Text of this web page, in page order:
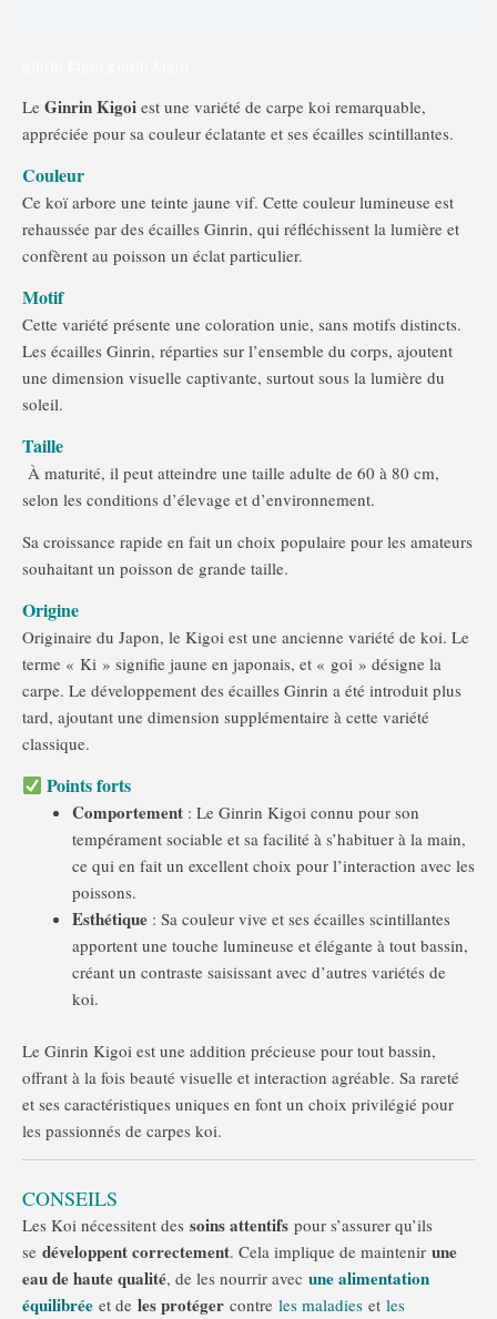
Le Ginrin Kigoi est une variété de carpe koi remarquable,
appréciée pour sa couleur éclatante et ses écailles scintillantes.
Couleur
Ce koïarbore une teinte jaune vif. Cette couleur lumineuse est
rehaussée par des écailles Ginrin, qui réfléchissent la lumière et
confèrent au poisson un éclat particulier.
Motif
Cette variété présente une coloration unie, sans motifs distincts.
Les écailles Ginrin, réparties sur l’ensemble du corps, ajoutent
une dimension visuelle captivante, surtout sous la lumière du
soleil.
Taille
À maturité, il peut atteindre une taille adulte de 60 à 80 cm,
selon les conditions d’élevage et d’environnement.
Sa croissance rapide en fait un choix populaire pour les amateurs
souhaitant un poisson de grande taille.
Origine
Originaire du Japon, le Kigoi est une ancienne variété de koi. Le
terme « Ki » signifie jaune en japonais, et « goi » désigne la
carpe. Le développement des écailles Ginrin a été introduit plus
tard, ajoutant une dimension supplémentaire à cette variété
classique.
Points forts
Comportement : Le Ginrin Kigoi connu pour son
tempérament sociable et sa facilité à s’habituer à la main,
ce qui en fait un excellent choix pour l’interaction avec les
poissons.
Esthétique : Sa couleur vive et ses écailles scintillantes
apportent une touche lumineuse et élégante à tout bassin,
créant un contraste saisissant avec d’autres variétés de
koi.
Le Ginrin Kigoi est une addition précieuse pour tout bassin,
offrant à la fois beauté visuelle et interaction agréable. Sa rareté
et ses caractéristiques uniques en font un choix privilégié pour
les passionnés de carpes koi.
CONSEILS
Les Koi nécessitent des soins attentifs pour s’assurer qu’ils
se développent correctement. Cela implique de maintenir une
eau de haute qualité, de les nourrir avec une alimentation
équilibrée et de les protéger contre les maladies et les